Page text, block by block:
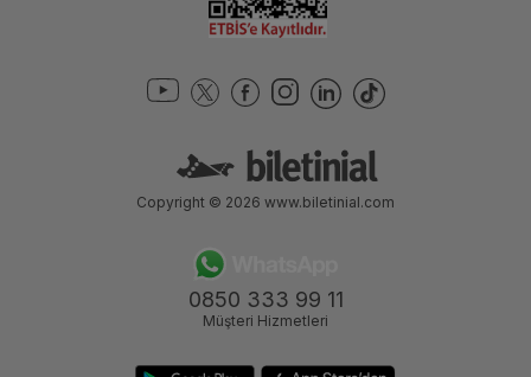
0850 333 99 11
Müşteri Hizmetleri
Copyright © 2026 www.biletinial.com